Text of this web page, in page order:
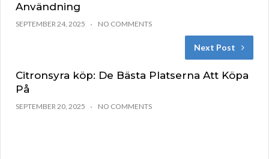
Användning
SEPTEMBER 24, 2025 NO COMMENTS
Next Post
Citronsyra köp: De Bästa Platserna Att Köpa
På
SEPTEMBER 20, 2025 NO COMMENTS